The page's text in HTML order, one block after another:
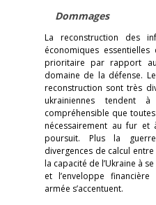
Dommages
La reconstruction des
économiques
prioritaire par rapport
domaine de la défense.
reconstruction sont très
ukrainiennes tendent
compréhensible que
nécessairement au fur
poursuit. Plus la
divergences de calcul
la capacité de l’Ukraine à
et l’enveloppe
armée s’accentuent.